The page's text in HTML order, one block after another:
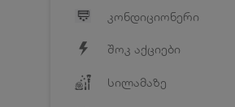
კონდიციონერი
შოკ აქციები
სილამაზე